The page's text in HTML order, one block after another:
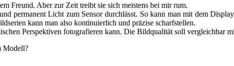
Freund. Aber zur Zeit treibt sie sich meistens bei mir rum.
permanent Licht zum Sensor durchlässt. So kann man mit dem
kann man also kontinuierlich und präzise scharfstellen.
Perspektiven fotografieren kann. Die Bildqualität soll vergleichbar
Modell?